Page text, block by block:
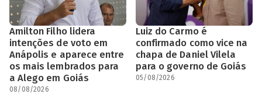
Amilton Filho lidera
intenções de voto em
Anápolis e aparece entre
os mais lembrados para
a Alego em Goiás
08/08/2026
Luiz do Carmo é
confirmado como vice na
chapa de Daniel Vilela
para o governo de Goiás
05/08/2026